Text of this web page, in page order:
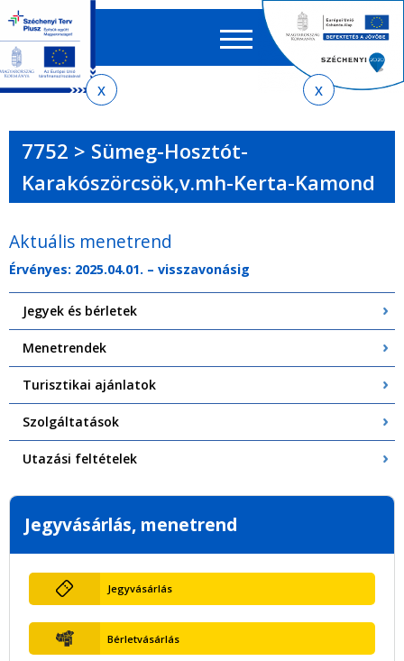
menetrendkeresőhöz
almenühöz
tartalomra
oldaltérképre
EN HU
űrlap
7752 > Sümeg-Hosztót-
Karakószörcsök,v.mh-Kerta-Kamond
Aktuális menetrend
Érvényes: 2025.04.01. – visszavonásig
Jegyek és bérletek
Menetrendek
Turisztikai ajánlatok
Szolgáltatások
Utazási feltételek
Jegyvásárlás, menetrend
Jegyvásárlás
Bérletvásárlás